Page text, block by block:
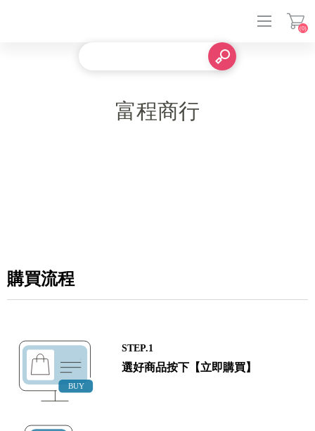
(0)
富程商行
購買流程
STEP.1
選好商品按下【立即購買】